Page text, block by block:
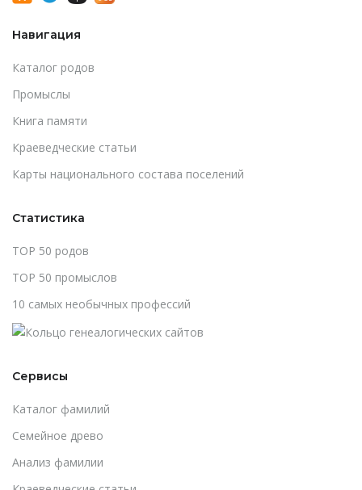
Навигация
Каталог родов
Промыслы
Книга памяти
Краеведческие статьи
Карты национального состава поселений
Статистика
TOP 50 родов
TOP 50 промыслов
10 самых необычных профессий
Сервисы
Каталог фамилий
Cемейное древо
Анализ фамилии